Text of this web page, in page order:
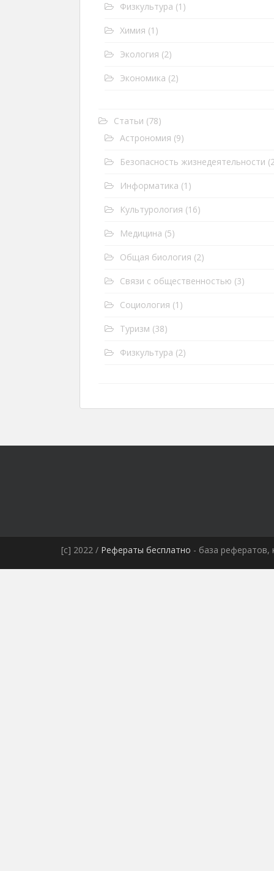
Физкультура (1)
Химия (1)
Экология (2)
Экономика (2)
Статьи (78)
Астрономия (9)
Безопасность жизнедеятельности
Информатика (1)
Культурология (16)
Медицина (5)
Общая биология (2)
Связи с общественностью (3)
Социология (1)
Туризм (38)
Физкультура (2)
[c] 2022 / Рефераты бесплатно - база рефератов,